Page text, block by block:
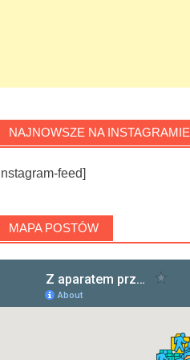
NAJNOWSZE NA INSTAGRAMIE
feed]
MAPA POSTÓW